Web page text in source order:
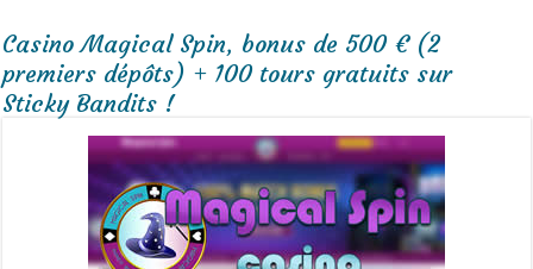
Casino Magical Spin, bonus de 500 € (2
premiers dépôts) + 100 tours gratuits sur
Sticky Bandits !